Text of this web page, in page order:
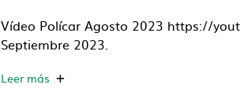
Vídeo Polícar Agosto 2023 https://
Septiembre 2023.
Leer más